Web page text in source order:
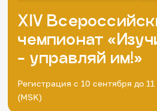
Кибершкола
Итоги событий
Личный кабинет
События
Итоги событий
XIV
чемпионат
- управляй им!»
Регистрация с 10 сентября до
(MSK)